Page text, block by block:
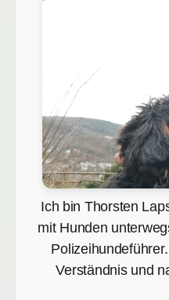
Ich bin Thorsten
mit Hunden
Verständnis und